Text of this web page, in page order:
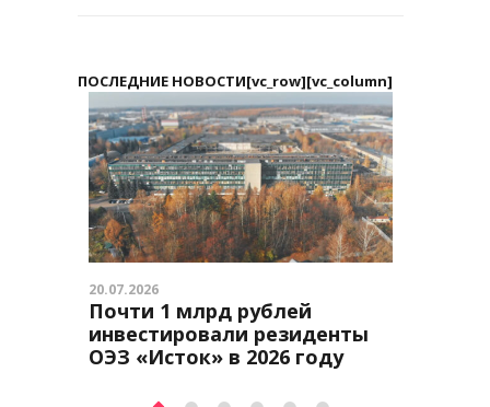
ПОСЛЕДНИЕ НОВОСТИ[vc_row][vc_column]
20.07.2026
Почти 1 млрд рублей
инвестировали резиденты
ОЭЗ «Исток» в 2026 году